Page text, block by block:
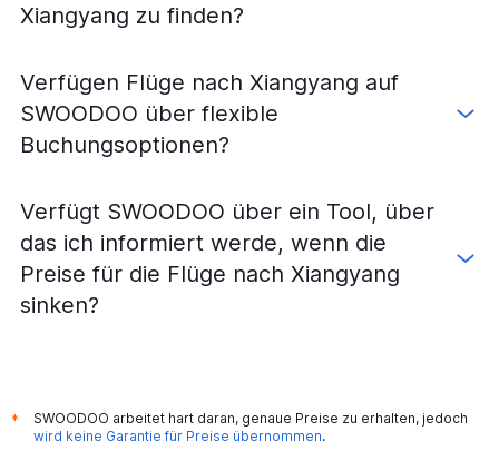
Xiangyang zu finden?
Verfügen Flüge nach Xiangyang auf
SWOODOO über flexible
Buchungsoptionen?
Verfügt SWOODOO über ein Tool, über
das ich informiert werde, wenn die
Preise für die Flüge nach Xiangyang
sinken?
*
SWOODOO arbeitet hart daran, genaue Preise zu erhalten, jedoch
wird keine Garantie für Preise übernommen.